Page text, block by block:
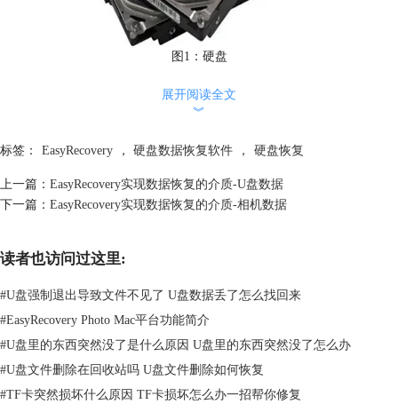
图1：硬盘
通过硬盘为介质储存的数据就是磁盘数据，磁盘数据的保存，不仅在于人
为的修改及删除，还有磁盘在不同条件下，物理部件对数据也会造成极大
二、 硬盘数据的用途
机上存储数据，如文件、视频、照片、软件等等。
所以，硬盘数据的重要性，可见一斑。在对硬盘数据进行操作时，也务必
对数据进行恢复，使用EasyRecovery可以帮助大家完成这项工作，本例为
三、数据恢复
打开EasyRecovery（win系统），并选择办公文档，如图2。
展开阅读全文
︾
标签： EasyRecovery ， 硬盘数据恢复软件 ， 硬盘恢复
上一篇： EasyRecovery实现数据恢复的介质-U盘数据
下一篇： EasyRecovery实现数据恢复的介质-相机数据
读者也访问过这里:
#U盘强制退出导致文件不见了 U盘数据丢了怎么找回来
#EasyRecovery Photo Mac平台功能简介
#U盘里的东西突然没了是什么原因 U盘里的东西突然没了怎么办
#U盘文件删除在回收站吗 U盘文件删除如何恢复
#TF卡突然损坏什么原因 TF卡损坏怎么办一招帮你修复